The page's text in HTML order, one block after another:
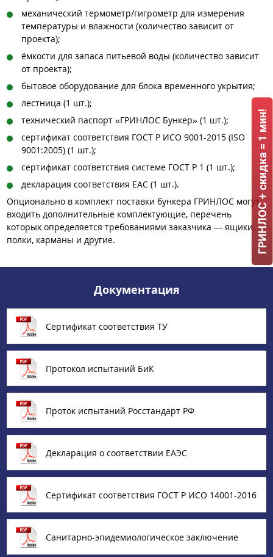
механический термометр/гигрометр для измерения
температуры и влажности (количество зависит от
проекта);
ёмкости для запаса питьевой воды (количество зависит
от проекта);
бытовое оборудование для блока временного укрытия;
лестница (1 шт.);
технический паспорт «ГРИНЛОС Бункер» (1 шт.);
сертификат соответствия ГОСТ Р ИСО 9001-2015 (ISO
9001:2005) (1 шт.);
сертификат соответствия системе ГОСТ Р 1 (1 шт.);
декларация соответствия ЕАС (1 шт.).
Опционально в комплект поставки бункера ГРИНЛОС могут
входить дополнительные комплектующие, перечень
которых определяется требованиями заказчика — ящики,
полки, карманы и другие.
Документация
Сертификат соответствия ТУ
Протокол испытаний БиК
Проток испытаний Росстандарт РФ
Декларация о соответствии ЕАЭС
Сертификат соответствия ГОСТ Р ИСО 14001-2016
Санитарно-эпидемиологическое заключение
ГРИНЛОС + скидка = 1 мин!